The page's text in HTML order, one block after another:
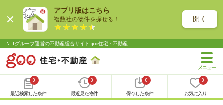
アプリ版はこちら
複数社の物件を探せる！ 開く
NTTグループ運営の不動産総合サイト goo住宅・不動産
0
最近検索した条件
0
最近見た物件
0
保存した条件
0
お気に入り